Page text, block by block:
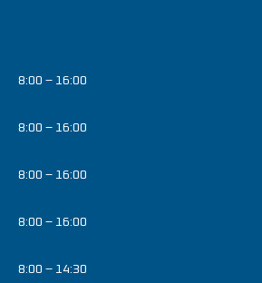
8:00 – 16:00
8:00 – 16:00
8:00 – 16:00
8:00 – 16:00
8:00 – 14:30